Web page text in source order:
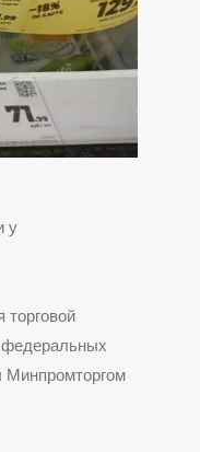
у
торговой
федеральных
Минпромторгом